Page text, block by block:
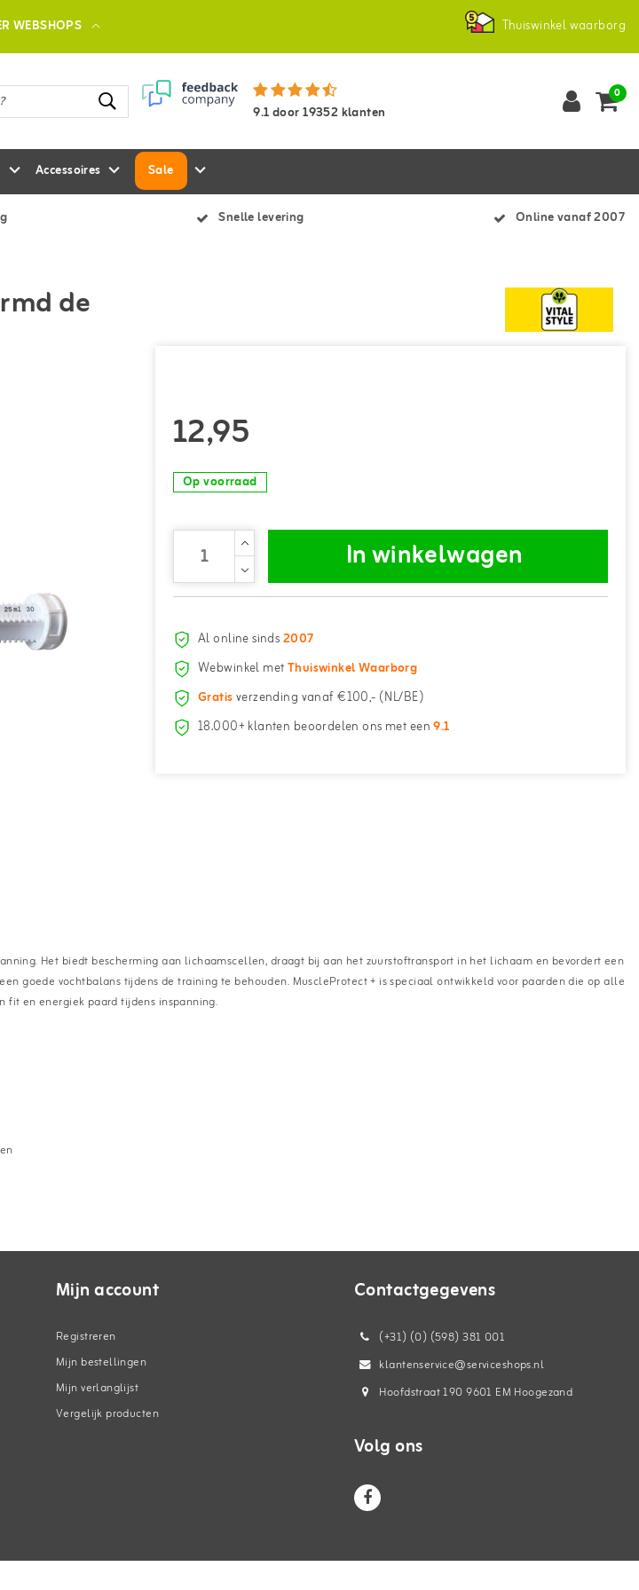
WEBSHOPS Thuiswinkel waarborg
9.1door19352klanten
0
Accessoires Sale
Snelle levering Online vanaf 2007
de
12,95
Op voorraad
In winkelwagen
Al online sinds2007
Webwinkel metThuiswinkel Waarborg
Gratisverzending vanaf €100,- (NL/BE)
18.000+ klanten beoordelen ons met een9.1
Het biedt bescherming aan lichaamscellen, draagt bij aan het zuurstoftransport in het lichaam en bevordert een
goede vochtbalans tijdens de training te behouden. MuscleProtect + is speciaal ontwikkeld voor paarden die op alle
fit en energiek paard tijdens inspanning.
Mijn account
Registreren
Mijn bestellingen
Mijn verlanglijst
Vergelijk producten
Contactgegevens
(+31) (0) (598) 381 001
klantenservice@serviceshops.nl
Hoofdstraat 190 9601 EM Hoogezand
Volg ons